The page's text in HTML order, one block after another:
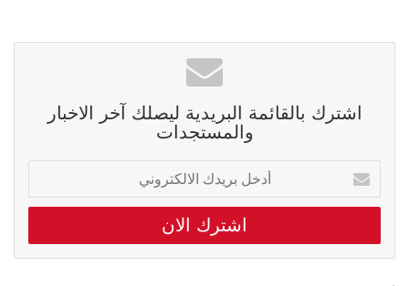
اشترك بالقائمة البريدية ليصلك آخر الاخبار
والمستجدات
أدخل
بريدك
الالكتروني